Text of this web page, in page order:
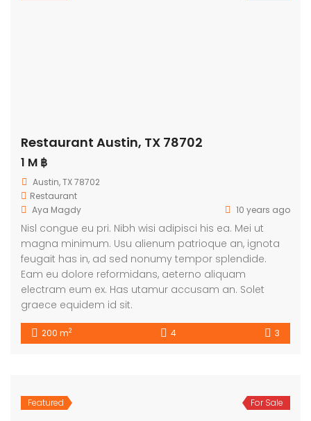
Restaurant Austin, TX 78702
1 M ฿
Austin, TX 78702
Restaurant
Aya Magdy
10 years ago
Nisl congue eu pri. Nibh wisi adipisci his ea. Mei ut
magna minimum. Usu alienum patrioque an, ignota
feugait has in, ad sed nonumy tempor splendide.
Eam eu dolore reformidans, aeterno aliquam
electram eum ex. Has utamur accusam an. Solet
graece equidem id sit.
200 m2 4 3
Featured For Sale